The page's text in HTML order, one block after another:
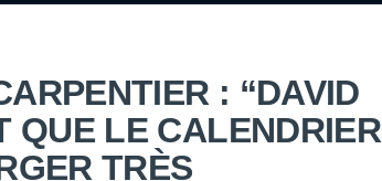
: “DAVID
QUE LE CALENDRIER
TRÈS